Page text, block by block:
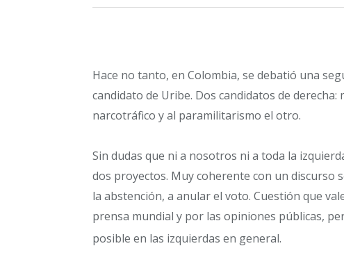
Hace no tanto, en Colombia, se debatió una
candidato de Uribe. Dos candidatos de
narcotráfico y al paramilitarismo el otro.
Sin dudas que ni a nosotros ni a toda la
dos proyectos. Muy coherente con un discurso
la abstención, a anular el voto. Cuestión que
prensa mundial y por las opiniones públicas,
posible en las izquierdas en general.